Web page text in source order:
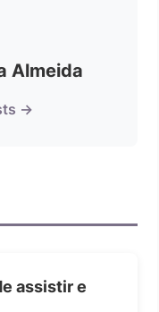
Almeida
→
assistir e